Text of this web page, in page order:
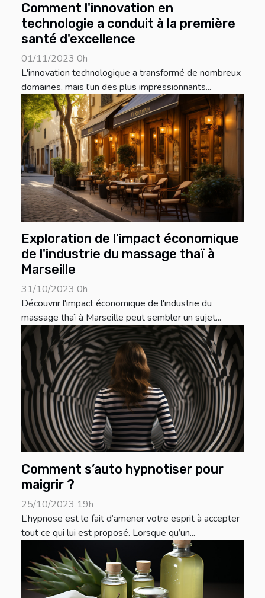
Comment l'innovation en
technologie a conduit à la première
santé d'excellence
01/11/2023 0h
L'innovation technologique a transformé de nombreux
domaines, mais l'un des plus impressionnants...
Exploration de l'impact économique
de l'industrie du massage thaï à
Marseille
31/10/2023 0h
Découvrir l'impact économique de l'industrie du
massage thaï à Marseille peut sembler un sujet...
Comment s’auto hypnotiser pour
maigrir ?
25/10/2023 19h
L’hypnose est le fait d’amener votre esprit à accepter
tout ce qui lui est proposé. Lorsque qu’un...